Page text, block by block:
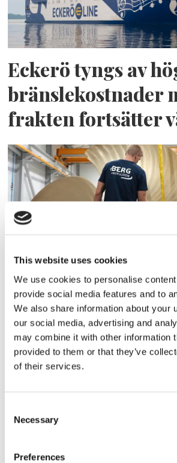
This website uses cookies
We use cookies to personalise
provide social media features and to
We also share information about your
our social media, advertising and
may combine it with other information
provided to them or that they’ve
of their services.
Selection
Necessary
Preferences
Eckerö tyngs av
bränslekostnader
frakten fortsätter
Storaffären:
Maritime köper
Propulsion